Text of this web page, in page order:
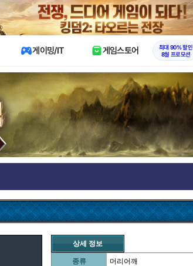
X
게이밍/IT 게임스토어
최대 90% 할인
8월 프로모션
상세 정보
종류 머리어깨